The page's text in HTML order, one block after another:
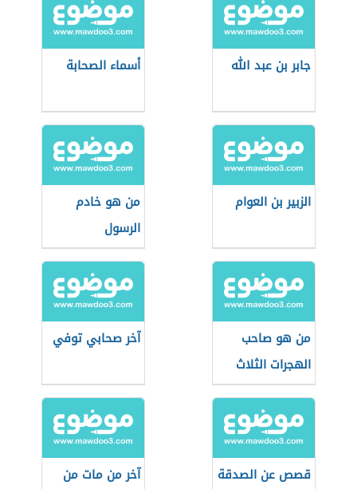
جابر بن عبد الله أسماء الصحابة
الزبير بن العوام
من هو خادم
الرسول
من هو صاحب
الهجرات الثلاث
آخر صحابي توفي
قصص عن الصدقة
آخر من مات من